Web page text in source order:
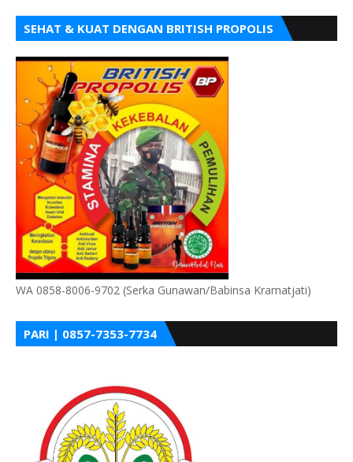
SEHAT & KUAT DENGAN BRITISH PROPOLIS
WA 0858-8006-9702 (Serka Gunawan/Babinsa Kramatjati)
PARI | 0857-7353-7734